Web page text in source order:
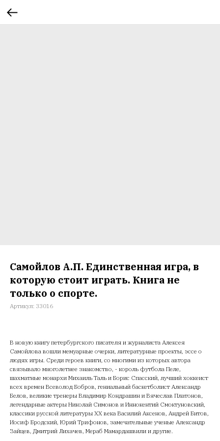
Самойлов А.П. Единственная игра, в
которую стоит играть. Книга не
только о спорте.
Артикул: 33016
В новую книгу петербургского писателя и журналиста Алексея
Самойлова вошли мемуарные очерки, литературные проекты, эссе о
людях игры. Среди героев книги, со многими из которых автора
связывало многолетнее знакомство, - король футбола Пеле,
шахматные монархи Михаиль Таль и Борис Спасский, лучший хоккеист
всех времен Всеволод Бобров, гениальный баскетболист Александр
Белов, великие тренеры Владимир Кондрашин и Вячеслав Платонов,
легендарные актеры Николай Симонов и Иннокентий Смоктуновский,
классики русской литературы XX века Василий Аксенов, Андрей Битов,
Иосиф Бродский, Юрий Трифонов, замечательные ученые Александр
Зайцев, Дмитрий Лихачев, Мераб Мамардашвили и другие.